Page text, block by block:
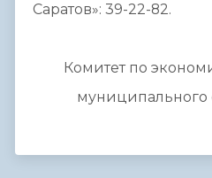
Саратов»: 39-22-82.
Комитет по
муниципального